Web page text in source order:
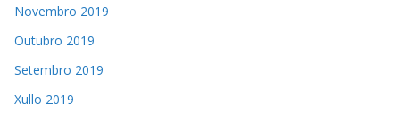
Novembro 2019
Outubro 2019
Setembro 2019
Xullo 2019